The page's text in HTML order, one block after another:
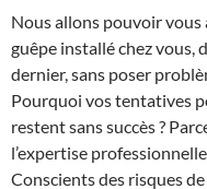
Nous allons pouvoir vous
guêpe installé chez vous,
dernier, sans poser
Pourquoi vos tentatives
restent sans succès ?
l’expertise
Conscients des risques